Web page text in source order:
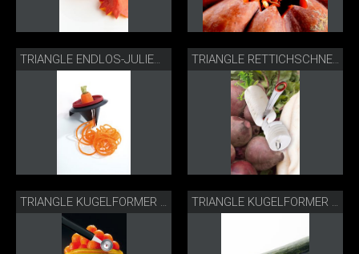
TRIANGLE ENDLOS-JULIENNESCHNEIDER TRIANGLE RETTICHSCHNEIDER
TRIANGLE KUGELFORMER MELONE TRIANGLE KUGELFORMER GURKE